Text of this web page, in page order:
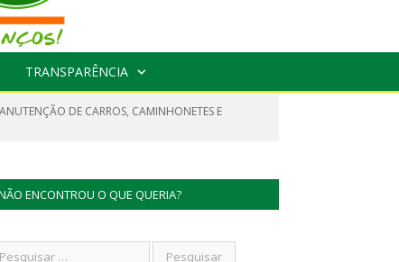
TRANSPARÊNCIA
DE CARROS, CAMINHONETES E
ENCONTROU O QUE QUERIA?